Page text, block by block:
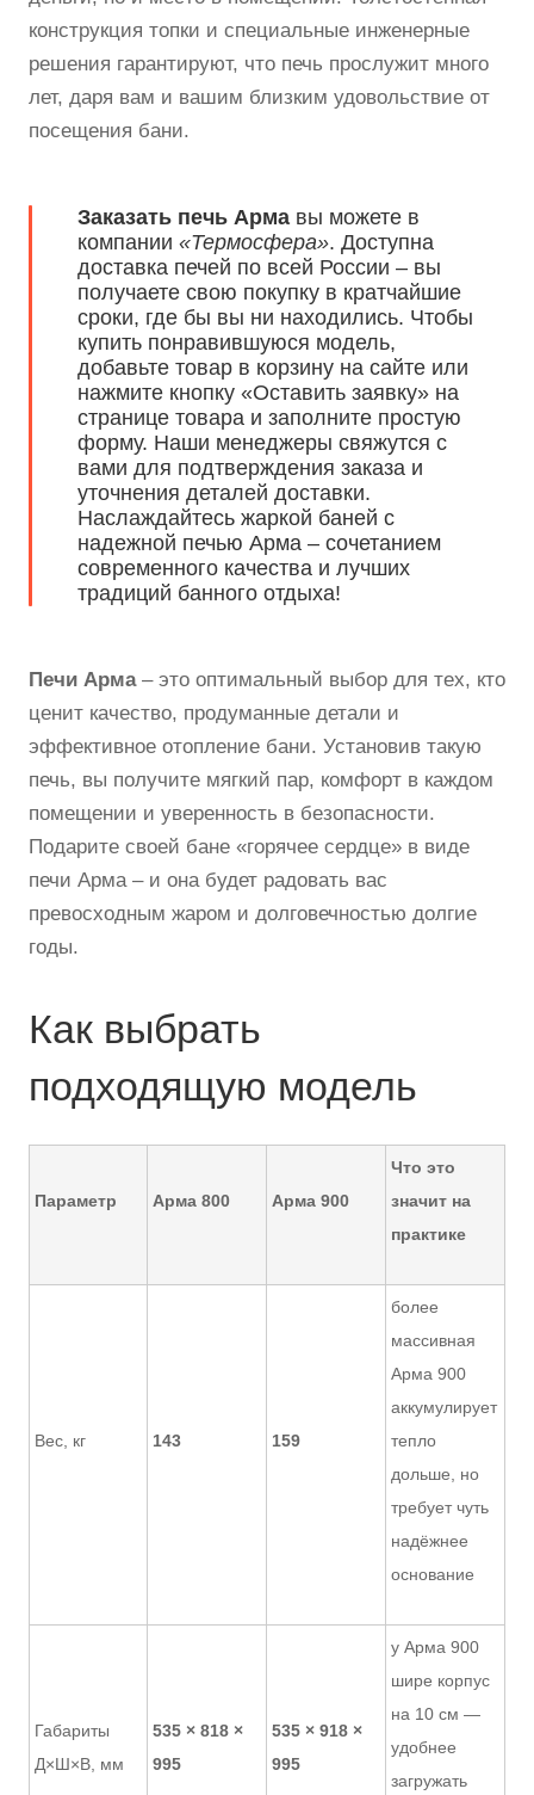
конструкция топки и специальные инженерные
решения гарантируют, что печь прослужит много
лет, даря вам и вашим близким удовольствие от
посещения бани.
Заказать печь Арма вы можете в
компании «Термосфера». Доступна
доставка печей по всей России – вы
получаете свою покупку в кратчайшие
сроки, где бы вы ни находились. Чтобы
купить понравившуюся модель,
добавьте товар в корзину на сайте или
нажмите кнопку «Оставить заявку» на
странице товара и заполните простую
форму. Наши менеджеры свяжутся с
вами для подтверждения заказа и
уточнения деталей доставки.
Наслаждайтесь жаркой баней с
надежной печью Арма – сочетанием
современного качества и лучших
традиций банного отдыха!
Печи Арма– это оптимальный выбор для тех, кто
ценит качество, продуманные детали и
эффективное отопление бани. Установив такую
печь, вы получите мягкий пар, комфорт в каждом
помещении и уверенность в безопасности.
Подарите своей бане «горячее сердце» в виде
печи Арма – и она будет радовать вас
превосходным жаром и долговечностью долгие
годы.
Как выбрать
подходящую модель
Параметр Арма 800 Арма 900
Что это
значит на
практике
Вес, кг 143 159
более
массивная
Арма 900
аккумулирует
тепло
дольше, но
требует чуть
надёжнее
основание
Габариты
Д×Ш×В, мм
535 × 818 ×
995
535 × 918 ×
995
у Арма 900
шире корпус
на 10 см —
удобнее
загружать